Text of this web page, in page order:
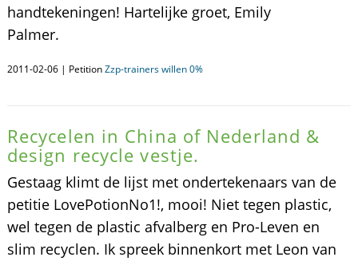
handtekeningen! Hartelijke groet, Emily
Palmer.
2011-02-06 | PetitionZzp-trainers willen 0%
Recycelen in China of Nederland &
design recycle vestje.
Gestaag klimt de lijst met ondertekenaars van de
petitie LovePotionNo1!, mooi! Niet tegen plastic,
wel tegen de plastic afvalberg en Pro-Leven en
slim recyclen. Ik spreek binnenkort met Leon van